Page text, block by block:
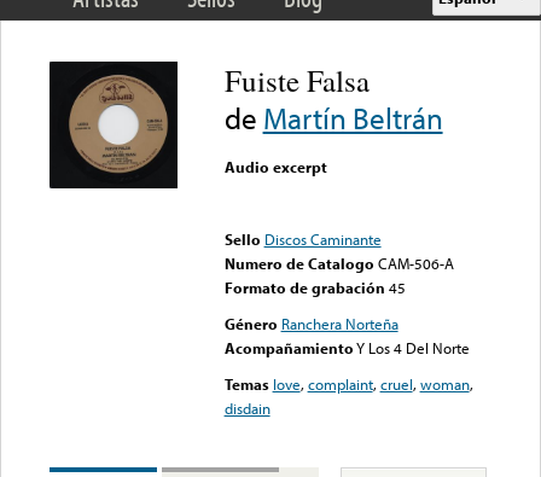
Fuiste Falsa
de Martín Beltrán
Audio excerpt
Sello Discos Caminante
Numero de Catalogo CAM-506-A
Formato de grabación 45
Género Ranchera Norteña
AcompañamientoY Los 4 Del Norte
Temas love,complaint,cruel,woman,
disdain